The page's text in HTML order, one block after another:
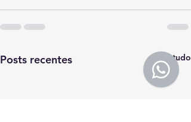
Posts recentes Ver tudo